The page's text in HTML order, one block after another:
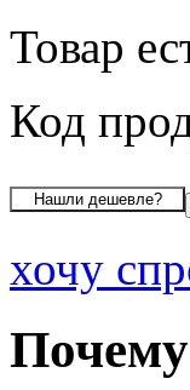
Товар
Код
хочу